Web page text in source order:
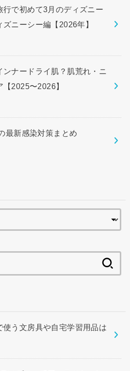
行で初めて3月のディズニー
ニーシー編【2026年】
ンナードライ肌？肌荒れ・ニ
2025〜2026】
最新感染対策まとめ
索:
使う文房具や自宅学習用品は